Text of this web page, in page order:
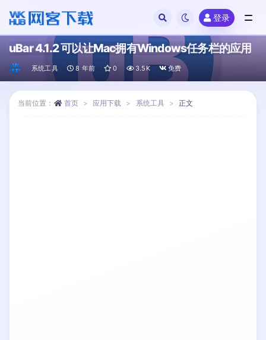
登录
uBar 4.1.2 可以让Mac拥有Windows任务栏的应用
系统工具 8 年前 0 3.5K 免费
当前位置： 首页 应用下载 系统工具 正文
全部